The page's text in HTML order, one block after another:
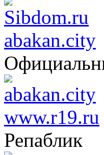
abakan.city
www.r19.ru
Репаблик